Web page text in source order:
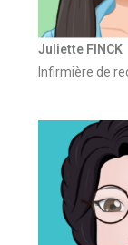
Juliette FINCK
Infirmière de